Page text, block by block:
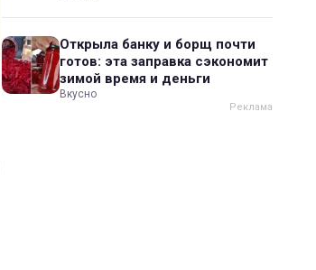
Открыла банку и борщ почти
готов: эта заправка сэкономит
зимой время и деньги
Вкусно